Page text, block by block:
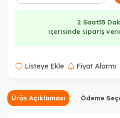
2 Saat55
içerisinde sipariş
Listeye Ekle Fiyat Alarmı
Ürün Açıklaması Ödeme